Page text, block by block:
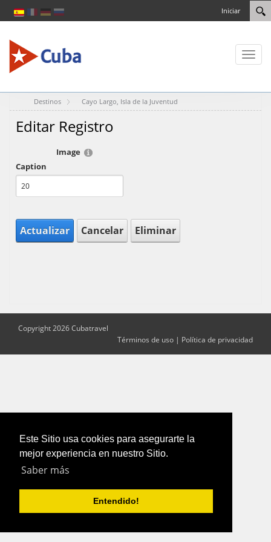
Este Sitio usa cookies para asegurarte la
mejor experiencia en nuestro Sitio.
Saber más
Entendido!
Iniciar
Toggle
Destinos Cayo Largo, Isla de la Juventud
Editar Registro
Image
Caption
Actualizar Cancelar Eliminar
Copyright 2026 Cubatravel
Términos de uso | Política de privacidad